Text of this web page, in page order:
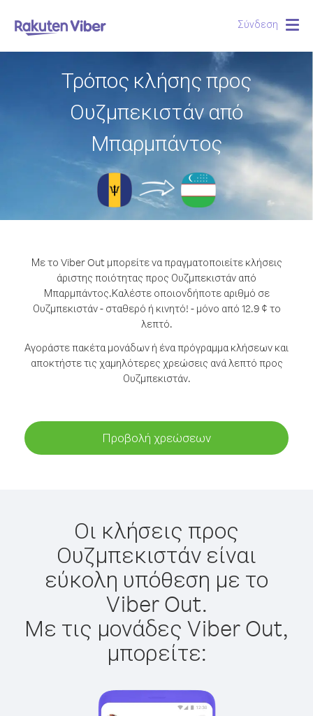
Σύνδεση
Τρόπος κλήσης προς
Ουζμπεκιστάν από
Μπαρμπάντος
Με το Viber Out μπορείτε να πραγματοποιείτε κλήσεις
άριστης ποιότητας προς Ουζμπεκιστάν από
Μπαρμπάντος.Καλέστε οποιονδήποτε αριθμό σε
Ουζμπεκιστάν - σταθερό ή κινητό! - μόνο από 12.9 ¢ το
λεπτό.
Αγοράστε πακέτα μονάδων ή ένα πρόγραμμα κλήσεων και
αποκτήστε τις χαμηλότερες χρεώσεις ανά λεπτό προς
Ουζμπεκιστάν.
Προβολή χρεώσεων
Οι κλήσεις προς
Ουζμπεκιστάν είναι
εύκολη υπόθεση με το
Viber Out.
Με τις μονάδες Viber Out,
μπορείτε: